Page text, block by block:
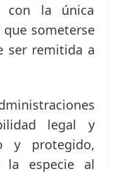
con la única
que someterse
ser remitida a
legal y
y protegido,
la especie al